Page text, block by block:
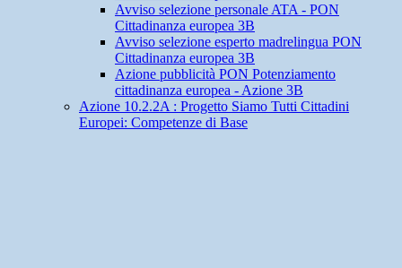
Avviso selezione personale ATA - PON
Cittadinanza europea 3B
Avviso selezione esperto madrelingua PON
Cittadinanza europea 3B
Azione pubblicità PON Potenziamento
cittadinanza europea - Azione 3B
Azione 10.2.2A : Progetto Siamo Tutti Cittadini
Europei: Competenze di Base